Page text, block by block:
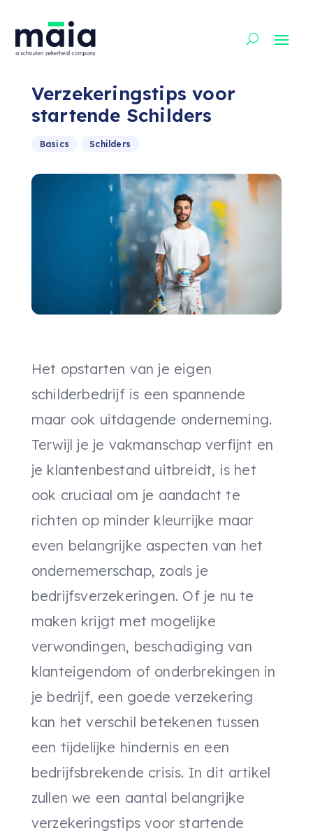
Verzekeringstips voor
startende Schilders
Basics Schilders
Het opstarten van je eigen
schilderbedrijf is een spannende
maar ook uitdagende onderneming.
Terwijl je je vakmanschap verfijnt en
je klantenbestand uitbreidt, is het
ook cruciaal om je aandacht te
richten op minder kleurrijke maar
even belangrijke aspecten van het
ondernemerschap, zoals je
bedrijfsverzekeringen. Of je nu te
maken krijgt met mogelijke
verwondingen, beschadiging van
klanteigendom of onderbrekingen in
je bedrijf, een goede verzekering
kan het verschil betekenen tussen
een tijdelijke hindernis en een
bedrijfsbrekende crisis. In dit artikel
zullen we een aantal belangrijke
verzekeringstips voor startende